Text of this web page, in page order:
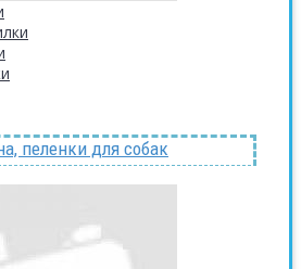
пеленки для собак